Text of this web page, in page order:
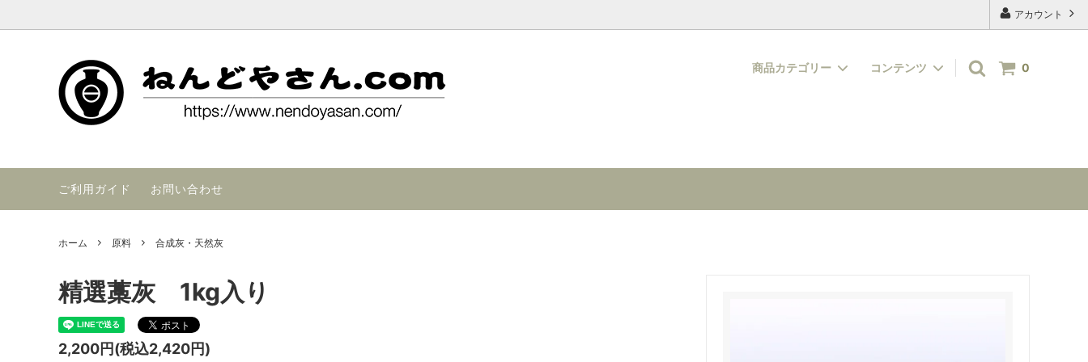
アカウント
0
商品カテゴリー
粘土 釉薬
コンテンツ
交通アクセス FAX注文
ご利用ガイド お問い合わせ
ホーム 原料 合成灰・天然灰
精選藁灰 1kg入り
2,200円(税込2,420円)